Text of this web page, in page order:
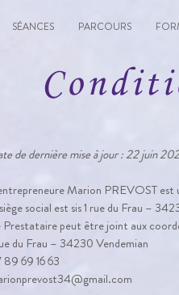
SÉANCES PARCOURS
de dernière mise à jour : 22 juin
Marion PREVOST
social est sis 1 rue du Frau –
Prestataire peut être joint aux
du Frau – 34230 Vendemian
89 69 16 63